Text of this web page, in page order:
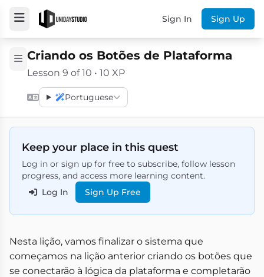
Sign In Sign Up
Criando os Botões de Plataforma
Lesson 9 of 10 • 10 XP
Portuguese
Keep your place in this quest
Log in or sign up for free to subscribe, follow lesson
progress, and access more learning content.
Log In
Sign Up Free
Nesta lição, vamos finalizar o sistema que
começamos na lição anterior criando os botões que
se conectarão à lógica da plataforma e completarão